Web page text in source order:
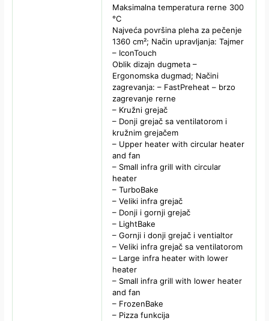
Maksimalna temperatura rerne 300
°C
Najveća površina pleha za pečenje
1360 cm²; Način upravljanja: Tajmer
– IconTouch
Oblik dizajn dugmeta –
Ergonomska dugmad; Načini
zagrevanja: – FastPreheat – brzo
zagrevanje rerne
– Kružni grejač
– Donji grejač sa ventilatorom i
kružnim grejačem
– Upper heater with circular heater
and fan
– Small infra grill with circular
heater
– TurboBake
– Veliki infra grejač
– Donji i gornji grejač
– LightBake
– Gornji i donji grejač i ventialtor
– Veliki infra grejač sa ventilatorom
– Large infra heater with lower
heater
– Small infra grill with lower heater
and fan
– FrozenBake
– Pizza funkcija